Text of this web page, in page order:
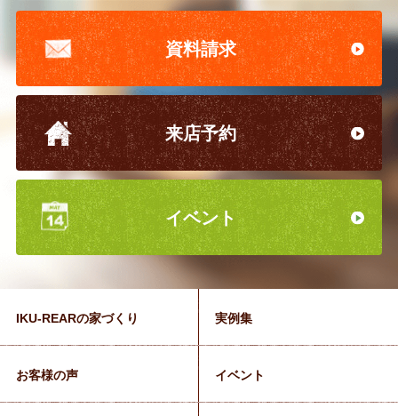
資料請求
来店予約
イベント
IKU-REARの家づくり 実例集
お客様の声 イベント